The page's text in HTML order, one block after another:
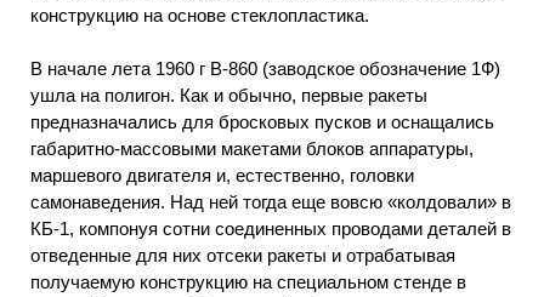
конструкцию на основе стеклопластика.
В начале лета 1960 г В-860 (заводское обозначение 1Ф)
ушла на полигон. Как и обычно, первые ракеты
предназначались для бросковых пусков и оснащались
габаритно-массовыми макетами блоков аппаратуры,
маршевого двигателя и, естественно, головки
самонаведения. Над ней тогда еще вовсю «колдовали» в
КБ-1, компонуя сотни соединенных проводами деталей в
отведенные для них отсеки ракеты и отрабатывая
получаемую конструкцию на специальном стенде в